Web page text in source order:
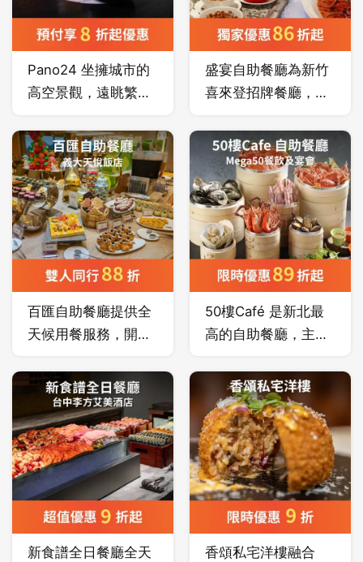
意書法，在傳統中賦
予菜餚新意，每位貴
賓皆能流暢快意地享
受道道經典佳餚。
Pano24 坐擁城市的
高空景觀，遠眺繁華
影，美景．美食．音
樂．微醺 不間斷，掀
起你的五感震撼饗
宴，以天際視角重新
定義台中酒吧娛樂新
時尚。
盛宴自助餐廳為新竹
喜來登招牌餐廳，餐
分為中式、西式、日
式，還有冷食沙拉
區、熱食區、咖啡飲
料區及甜點區等七種
不同餐飲類型服務，
加上主廚不定期更換
新菜色，推出近百道
美味兼具創意的多國
料理，不僅滿足賓客
對美食的享受，亦讓
式、開放式、
Lounge Bar 式的用
餐空間盡情享受美
食。
百匯自助餐廳提供全
天候用餐服務，開放
高容納用餐空間，是
企業團體餐敘或慶生
宴會之首選場地！
50樓Café 是新北最
高的自助餐廳，主廚
桌、安心上菜」的理
念，運用寶島豐饒物
產，搭配高檔進口食
材，提供物超所值的
餐飲享受，佳餚美
點，琳瑯豐富，讓人
大快朵頤！
新食譜全日餐廳全天
香頌私宅洋樓融合